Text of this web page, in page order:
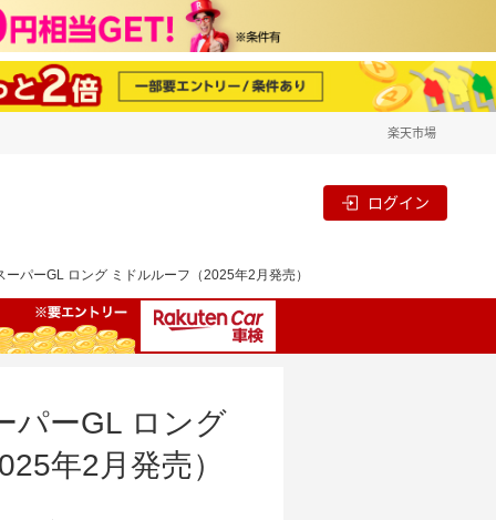
楽天市場
ログイン
パーGL ロング ミドルルーフ（2025年2月発売）
パーGL ロング
年2月発売）